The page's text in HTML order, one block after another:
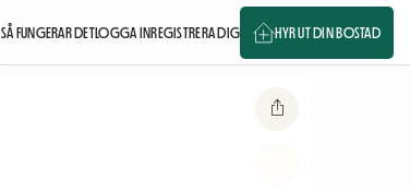
SÅ FUNGERAR DETLOGGA INREGISTRERA DIG HYR UT DIN BOSTAD